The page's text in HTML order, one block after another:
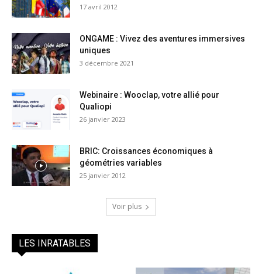
17 avril 2012
ONGAME : Vivez des aventures immersives
uniques
3 décembre 2021
Webinaire : Wooclap, votre allié pour
Qualiopi
26 janvier 2023
BRIC: Croissances économiques à
géométries variables
25 janvier 2012
Voir plus
LES INRATABLES